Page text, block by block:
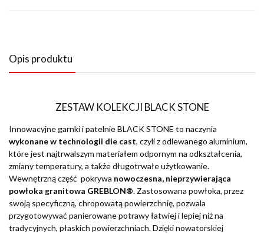
Opis produktu
ZESTAW KOLEKCJI BLACK STONE
Innowacyjne garnki i patelnie BLACK STONE to naczynia
wykonane w technologii die cast, czyli z odlewanego aluminium,
które jest najtrwalszym materiałem odpornym na odkształcenia,
zmiany temperatury, a także długotrwałe użytkowanie.
Wewnętrzną część pokrywa nowoczesna, nieprzywierająca
powłoka granitowa GREBLON®. Zastosowana powłoka, przez
swoją specyficzną, chropowatą powierzchnię, pozwala
przygotowywać panierowane potrawy łatwiej i lepiej niż na
tradycyjnych, płaskich powierzchniach. Dzięki nowatorskiej